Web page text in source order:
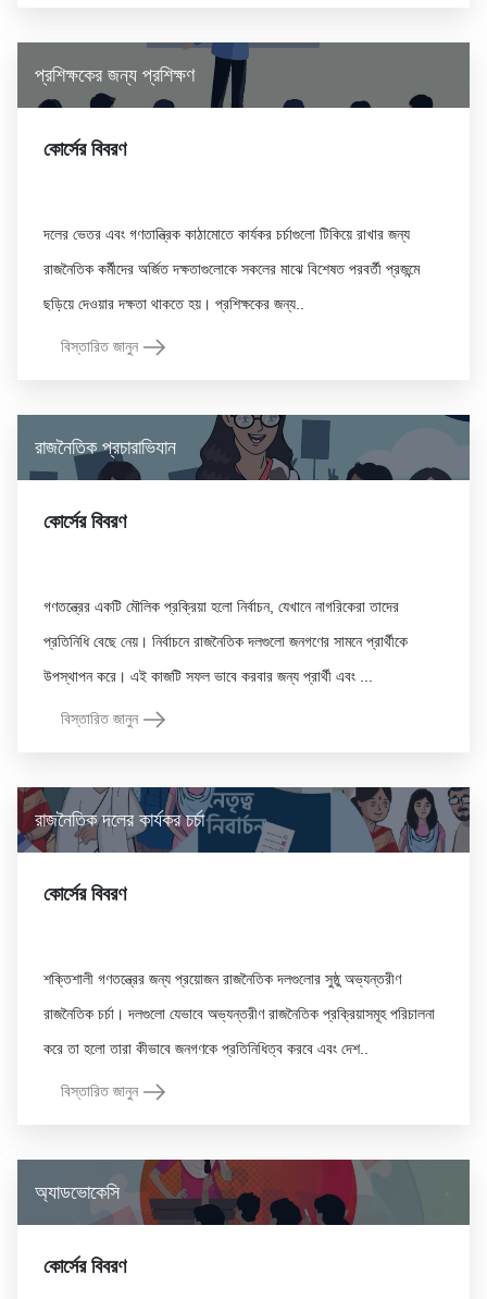
প্রশিক্ষকের জন্য প্রশিক্ষণ
কোর্সের বিবরণ
দলের ভেতর এবং গণতান্ত্রিক কাঠামোতে কার্যকর চর্চাগুলো টিকিয়ে রাখার জন্য
রাজনৈতিক কর্মীদের অর্জিত দক্ষতাগুলোকে সকলের মাঝে বিশেষত পরবর্তী প্রজন্মে
বিস্তারিত জানুন
রাজনৈতিক প্রচারাভিযান
কোর্সের বিবরণ
গণতন্ত্রের একটি মৌলিক প্রক্রিয়া হলো নির্বাচন, যেখানে নাগরিকেরা তাদের
প্রতিনিধি বেছে নেয়। নির্বাচনে রাজনৈতিক দলগুলো জনগণের সামনে প্রার্থীকে
বিস্তারিত জানুন
রাজনৈতিক দলের কার্যকর চর্চা
কোর্সের বিবরণ
শক্তিশালী গণতন্ত্রের জন্য প্রয়োজন রাজনৈতিক দলগুলোর সুষ্ঠু অভ্যন্তরীণ
রাজনৈতিক চর্চা। দলগুলো যেভাবে অভ্যন্তরীণ রাজনৈতিক প্রক্রিয়াসমূহ পরিচালনা
বিস্তারিত জানুন
অ্যাডভোকেসি
কোর্সের বিবরণ